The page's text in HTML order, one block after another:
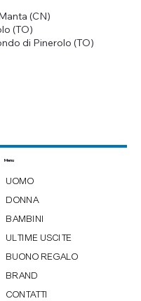
(CN)
di Pinerolo (TO)
(TO)
Menu
UOMO
DONNA
BAMBINI
ULTIME USCITE
BUONO REGALO
BRAND
CONTATTI